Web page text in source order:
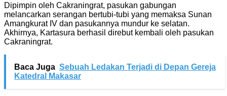
Dipimpin oleh Cakraningrat, pasukan gabungan
melancarkan serangan bertubi-tubi yang memaksa Sunan
Amangkurat IV dan pasukannya mundur ke selatan.
Akhirnya, Kartasura berhasil direbut kembali oleh pasukan
Cakraningrat.
Baca Juga Sebuah Ledakan Terjadi di Depan Gereja
Katedral Makasar